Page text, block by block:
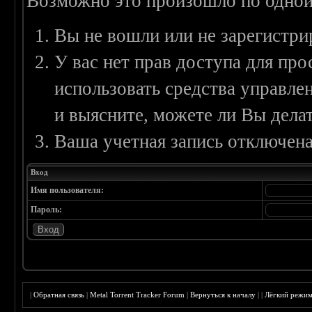
Вы не вошли или не
У вас нет прав доступа для
использовать средства
и выясните, можете ли Вы
Ваша учетная запись
Вход
Имя пользователя:
Пароль:
|Обратная связь |Metal Torrent Tracker Forum |Вернуться к началу ||Лёгкий